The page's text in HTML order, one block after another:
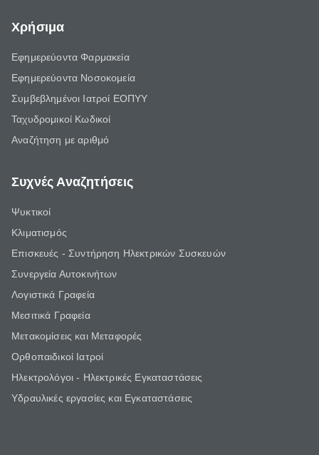
Χρήσιμα
Εφημερεύοντα Φαρμακεία
Εφημερεύοντα Νοσοκομεία
Συμβεβλημένοι Ιατροί ΕΟΠΥΥ
Ταχυδρομικοί Κωδικοί
Αναζήτηση με αριθμό
Συχνές Αναζητήσεις
Ψυκτικοί
Κλιματισμός
Επισκευές - Συντήρηση Ηλεκτρικών Συσκευών
Συνεργεία Αυτοκινήτων
Λογιστικά Γραφεία
Μεσιτικά Γραφεία
Μετακομίσεις και Μεταφορές
Ορθοπαιδικοί Ιατροί
Ηλεκτρολόγοι - Ηλεκτρικές Εγκαταστάσεις
Υδραυλικές εργασίες και Εγκαταστάσεις